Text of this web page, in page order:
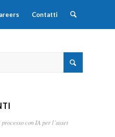
Contatti
con IA per l’asset